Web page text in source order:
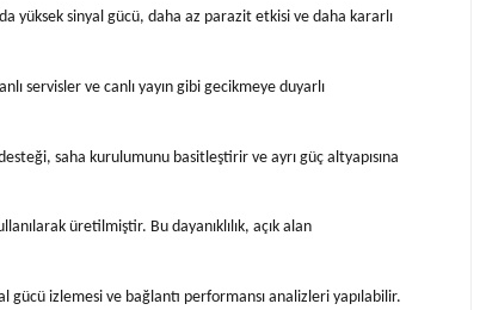
yüksek sinyal gücü, daha az parazit etkisi ve daha kararlı
servisler ve canlı yayın gibi gecikmeye duyarlı
saha kurulumunu basitleştirir ve ayrı güç altyapısına
üretilmiştir. Bu dayanıklılık, açık alan
gücü izlemesi ve bağlantı performansı analizleri yapılabilir.